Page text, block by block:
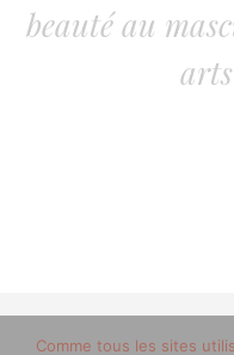
beauté au
© 2012-2020
Comme tous les sites